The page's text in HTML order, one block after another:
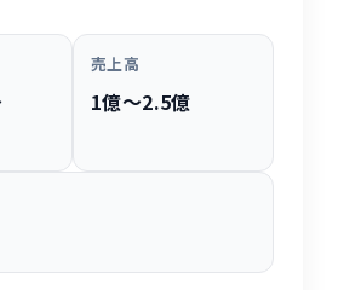
売上高
1億〜2.5億